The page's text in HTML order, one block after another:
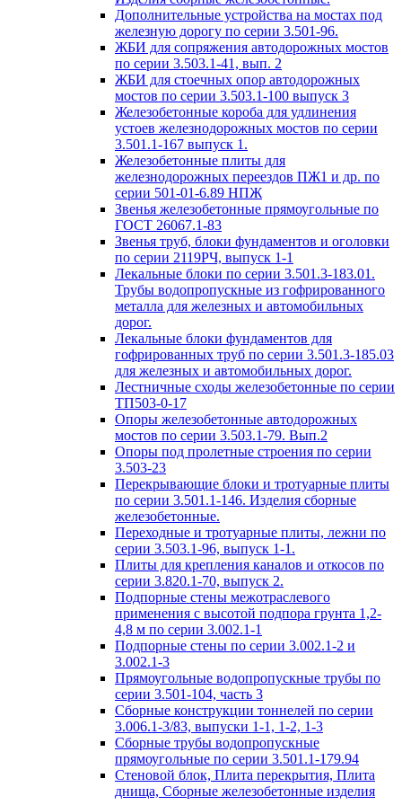
Дополнительные устройства на мостах под
железную дорогу по серии 3.501-96.
ЖБИ для сопряжения автодорожных мостов
по серии 3.503.1-41, вып. 2
ЖБИ для стоечных опор автодорожных
мостов по серии 3.503.1-100 выпуск 3
Железобетонные короба для удлинения
устоев железнодорожных мостов по серии
3.501.1-167 выпуск 1.
Железобетонные плиты для
железнодорожных переездов ПЖ1 и др. по
серии 501-01-6.89 НПЖ
Звенья железобетонные прямоугольные по
ГОСТ 26067.1-83
Звенья труб, блоки фундаментов и оголовки
по серии 2119РЧ, выпуск 1-1
Лекальные блоки по серии 3.501.3-183.01.
Трубы водопропускные из гофрированного
металла для железных и автомобильных
дорог.
Лекальные блоки фундаментов для
гофрированных труб по серии 3.501.3-185.03
для железных и автомобильных дорог.
Лестничные сходы железобетонные по серии
ТП503-0-17
Опоры железобетонные автодорожных
мостов по серии 3.503.1-79. Вып.2
Опоры под пролетные строения по серии
3.503-23
Перекрывающие блоки и тротуарные плиты
по серии 3.501.1-146. Изделия сборные
железобетонные.
Переходные и тротуарные плиты, лежни по
серии 3.503.1-96, выпуск 1-1.
Плиты для крепления каналов и откосов по
серии 3.820.1-70, выпуск 2.
Подпорные стены межотраслевого
применения с высотой подпора грунта 1,2-
4,8 м по серии 3.002.1-1
Подпорные стены по серии 3.002.1-2 и
3.002.1-3
Прямоугольные водопропускные трубы по
серии 3.501-104, часть 3
Сборные конструкции тоннелей по серии
3.006.1-3/83, выпуски 1-1, 1-2, 1-3
Сборные трубы водопропускные
прямоугольные по серии 3.501.1-179.94
Стеновой блок, Плита перекрытия, Плита
днища, Сборные железобетонные изделия